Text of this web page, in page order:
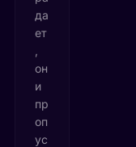
да
ет
он
и
пр
оп
ус